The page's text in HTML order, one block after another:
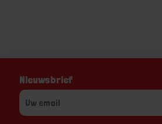
Nieuwsbrief